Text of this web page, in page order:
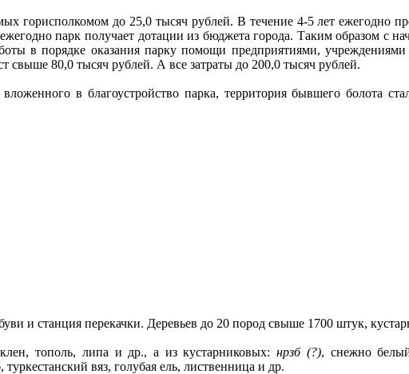
до 25,0 тысяч рублей. В течение 4-5 лет ежегодно
парк получает дотации из бюджета города. Таким образом с
в порядке оказания парку помощи предприятиями,
свыше 80,0 тысяч рублей. А все затраты до 200,0 тысяч рублей.
в благоустройство парка, территория бывшего болота
и станция перекачки. Деревьев до 20 пород свыше 1700 штук,
тополь, липа и др., а из кустарниковых:нрзб (?), снежно
вяз, голубая ель, лиственница и др.